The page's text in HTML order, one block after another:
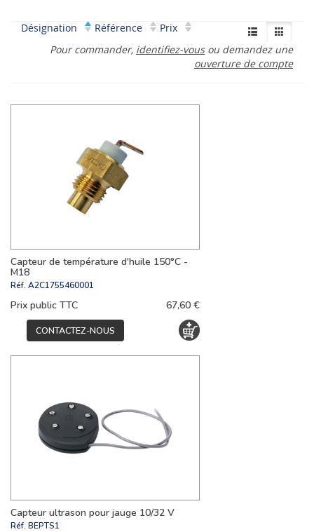
Désignation Référence
Prix
Pour commander, identifiez-vousou demandez une
ouverture de compte
Capteur de température d'huile 150°C -
M18
Réf. A2C1755460001
Prix public TTC 67,60 €
CONTACTEZ-NOUS
Capteur ultrason pour jauge 10/32 V
Réf. BEPTS1